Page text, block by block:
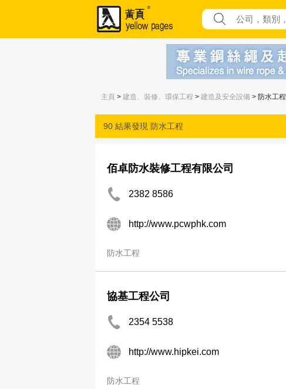
主頁 > 建造、裝修、環保工程 > 建造及安全設備 > 防水工程
90 結果發現 防水工程
佰卓防水裝修工程有限公司
2382 8586
http://www.pcwphk.com
防水工程
協基工程公司
2354 5538
http://www.hipkei.com
防水工程